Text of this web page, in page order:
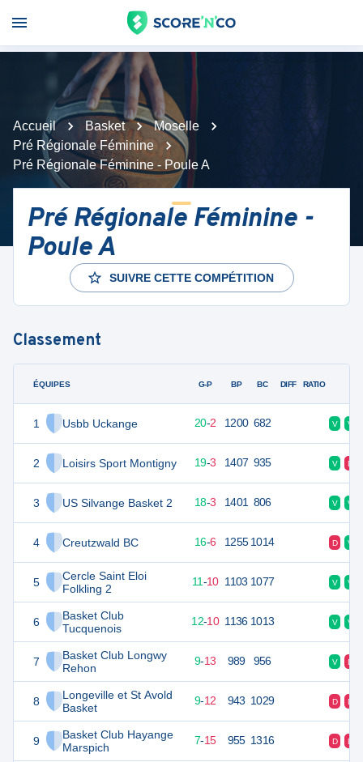
Accueil Basket
Moselle
Pré Régionale Féminine
Pré Régionale Féminine - Poule A
Pré Régionale Féminine -
Poule A
SUIVRE CETTE COMPÉTITION
Classement
ÉQUIPES
1 Usbb Uckange
2 Loisirs Sport Montigny
3 US Silvange Basket 2
4 Creutzwald BC
5
Cercle Saint Eloi
Folkling 2
6
Basket Club
Tucquenois
7
Basket Club Longwy
Rehon
8
Longeville et St Avold
Basket
9
Basket Club Hayange
Marspich
G-P BP BC DIFF RATIO
20-2 1200 682 V V
43 22 19-3 1407 935 V D
42 22 18-3 1401 806 V V
16-6 1255 1014 D V
34 11-10 1103 1077 V V
12-10 1136 1013 V V
33 9-13 989 956 V D
32 22 9-12 943 1029 D D
29 22 7-15 955 1316 D D